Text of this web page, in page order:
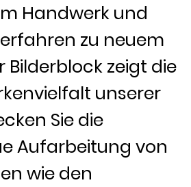
Handwerk und
zu neuem
Bilderblock zeigt die
unserer
Sie die
Aufarbeitung von
wie den